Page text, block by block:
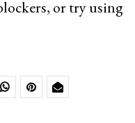
or try using